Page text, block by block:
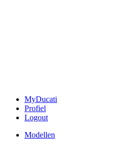
MyDucati
Profiel
Logout
Modellen